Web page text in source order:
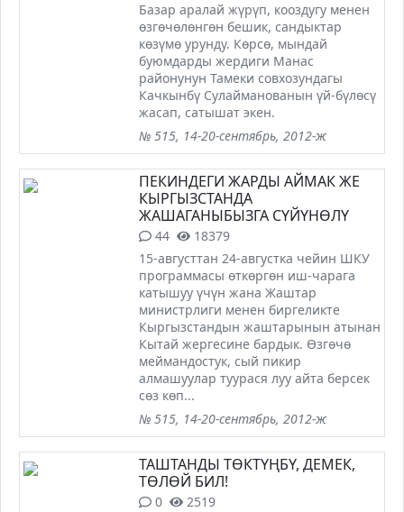
Базар аралай жүрүп, кооздугу менен
өзгөчөлөнгөн бешик, сандыктар
көзүмө урунду. Көрсө, мындай
буюмдарды жердиги Манас
районунун Тамеки совхозундагы
Качкынбү Сулайманованын үй-бүлөсү
жасап, сатышат экен.
№ 515, 14-20-сентябрь, 2012-ж
ПЕКИНДЕГИ ЖАРДЫ АЙМАК ЖЕ
КЫРГЫЗСТАНДА
ЖАШАГАНЫБЫЗГА СҮЙҮНӨЛҮ
44
18379
15-августтан 24-августка чейин ШКУ
программасы өткөргөн иш-чарага
катышуу үчүн жана Жаштар
министрлиги менен биргеликте
Кыргызстандын жаштарынын атынан
Кытай жергесине бардык. Өзгөчө
меймандостук, сый пикир
алмашуулар туурася луу айта берсек
сөз көп...
№ 515, 14-20-сентябрь, 2012-ж
ТАШТАНДЫ ТӨКТҮҢБҮ, ДЕМЕК,
ТӨЛӨЙ БИЛ!
0
2519